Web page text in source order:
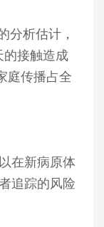
分析估计，
的接触造成
庭传播占全
在新病原体
追踪的风险